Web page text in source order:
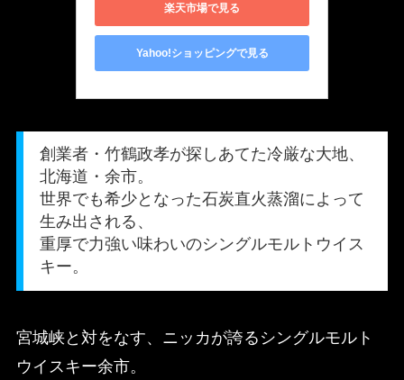
楽天市場で見る
Yahoo!ショッピングで見る
創業者・竹鶴政孝が探しあてた冷厳な大地、
北海道・余市。
世界でも希少となった石炭直火蒸溜によって
生み出される、
重厚で力強い味わいのシングルモルトウイス
キー。
宮城峡と対をなす、ニッカが誇るシングルモルト
ウイスキー余市。